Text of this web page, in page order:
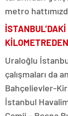
metro
Uraloğlu
çalışmaları da
Bahçelievler-
İstanbul